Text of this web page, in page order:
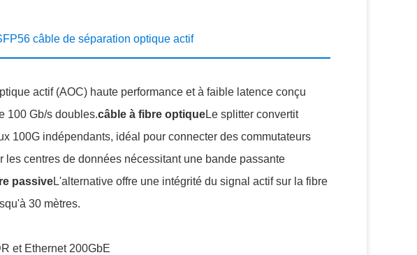
câble de séparation optique actif
actif (AOC) haute performance et à faible latence conçu
100 Gb/s doubles.câble à fibre optiqueLe splitter convertit
100G indépendants, idéal pour connecter des commutateurs
centres de données nécessitant une bande passante
passiveL'alternative offre une intégrité du signal actif sur la fibre
30 mètres.
et Ethernet 200GbE